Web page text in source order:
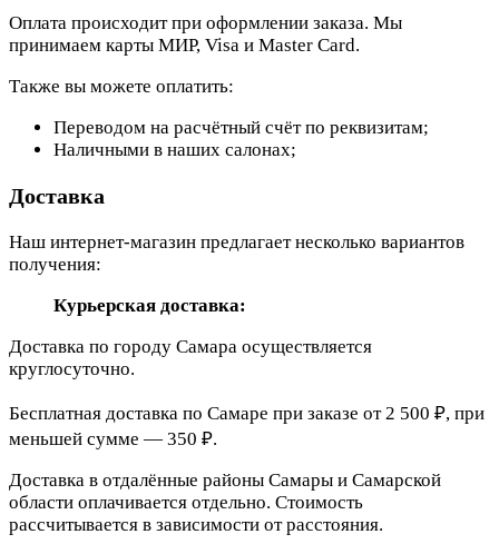
Оплата происходит при оформлении заказа. Мы
принимаем карты МИР, Visa и Master Card.
Также вы можете оплатить:
Переводом на расчётный счёт по реквизитам;
Наличными в наших салонах;
Доставка
Наш интернет-магазин предлагает несколько вариантов
получения:
Курьерская доставка:
Доставка по городу Самара осуществляется
круглосуточно.
Бесплатная доставка по Самаре при заказе от 2 500 ₽, при
меньшей сумме — 350 ₽.
Доставка в отдалённые районы Самары и Самарской
области оплачивается отдельно. Стоимость
рассчитывается в зависимости от расстояния.